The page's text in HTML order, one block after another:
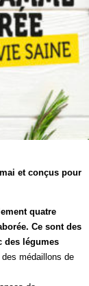
et conçus pour
quatre
Ce sont des
des légumes
médaillons de